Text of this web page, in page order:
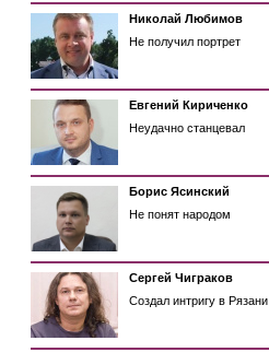
Николай Любимов
Не получил портрет
Евгений Кириченко
Неудачно станцевал
Борис Ясинский
Не понят народом
Сергей Чиграков
Создал интригу в Рязани